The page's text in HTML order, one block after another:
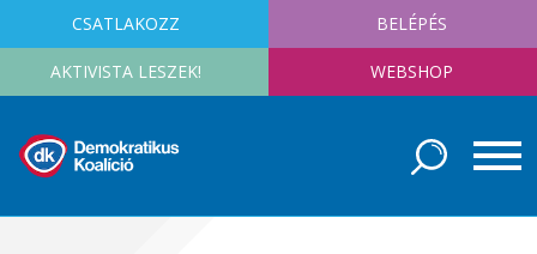
CSATLAKOZZ BELÉPÉS
AKTIVISTA LESZEK! WEBSHOP